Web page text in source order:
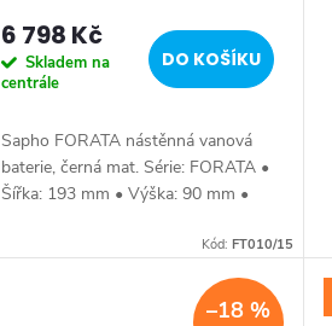
6 798 Kč
Skladem na
centrále
DO KOŠÍKU
Sapho FORATA nástěnná vanová
baterie, černá mat. Série: FORATA •
Šířka: 193 mm • Výška: 90 mm •
mat • Materiál: Mosaz • Tvar:
Kód: FT010/15
–18 %